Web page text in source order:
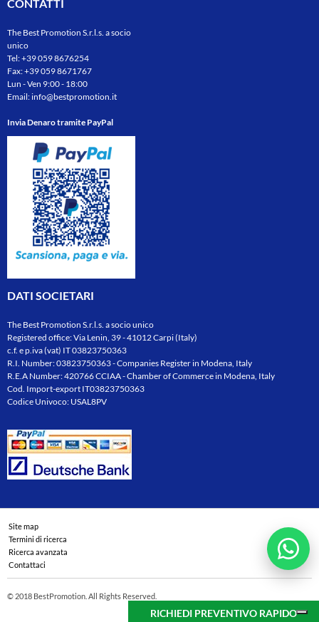
RICHIEDI PREVENTIVO RAPIDO
CONTATTI
The Best Promotion S.r.l.s. a socio
unico
Tel:+39 059 8676254
Fax: +39 059 8671767
Lun - Ven 9:00 - 18:00
Email:info@bestpromotion.it
Invia Denaro tramite PayPal
DATI SOCIETARI
The Best Promotion S.r.l.s. a socio unico
Registered office: Via Lenin, 39 - 41012 Carpi (Italy)
c.f. e p.iva (vat) IT 03823750363
R.I. Number: 03823750363 - Companies Register in Modena, Italy
R.E.A Number: 420766 CCIAA - Chamber of Commerce in Modena, Italy
Cod. Import-export IT03823750363
Codice Univoco: USAL8PV
Site map
Termini di ricerca
Ricerca avanzata
Contattaci
© 2018 BestPromotion. All Rights Reserved.